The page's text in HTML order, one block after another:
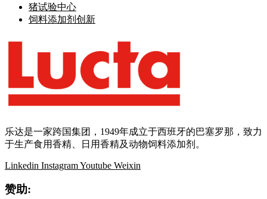
猪试验中心
饲料添加剂创新
乐达是一家跨国集团，1949年成立于西班牙的巴塞罗那，致力
于生产食用香精、日用香精及动物饲料添加剂。
Linkedin InstagramYoutube Weixin
赞助: